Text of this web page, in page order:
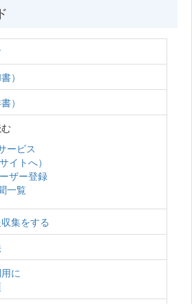
）
）
ービス
イトへ）
ザー登録
一覧
集をする
に